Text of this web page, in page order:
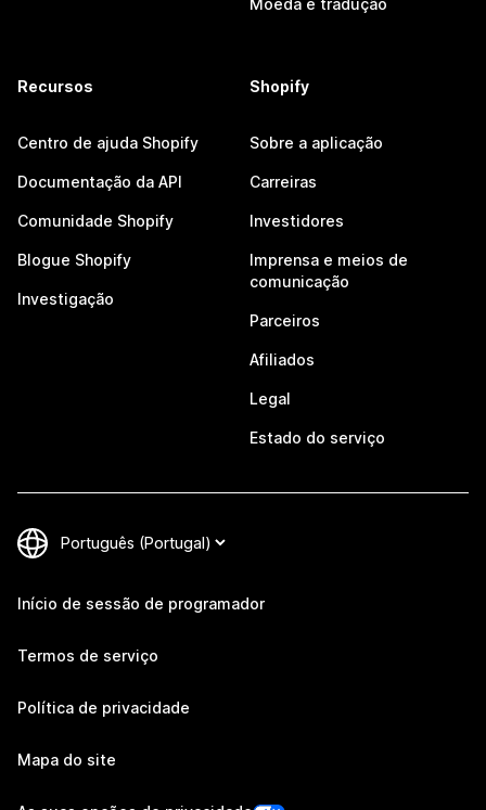
Moeda e tradução
Recursos
Centro de ajuda Shopify
Documentação da API
Comunidade Shopify
Blogue Shopify
Investigação
Shopify
Sobre a aplicação
Carreiras
Investidores
Imprensa e meios de
comunicação
Parceiros
Afiliados
Legal
Estado do serviço
Início de sessão de programador
Termos de serviço
Política de privacidade
Mapa do site